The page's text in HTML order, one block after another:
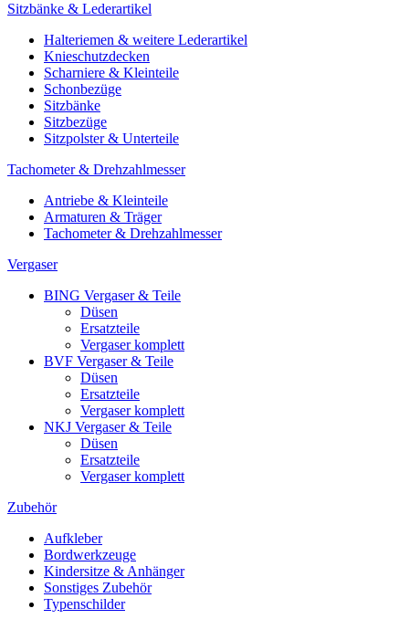
Sitzbänke & Lederartikel
Halteriemen & weitere Lederartikel
Knieschutzdecken
Scharniere & Kleinteile
Schonbezüge
Sitzbänke
Sitzbezüge
Sitzpolster & Unterteile
Tachometer & Drehzahlmesser
Antriebe & Kleinteile
Armaturen & Träger
Tachometer & Drehzahlmesser
Vergaser
BING Vergaser & Teile
Düsen
Ersatzteile
Vergaser komplett
BVF Vergaser & Teile
Düsen
Ersatzteile
Vergaser komplett
NKJ Vergaser & Teile
Düsen
Ersatzteile
Vergaser komplett
Zubehör
Aufkleber
Bordwerkzeuge
Kindersitze & Anhänger
Sonstiges Zubehör
Typenschilder